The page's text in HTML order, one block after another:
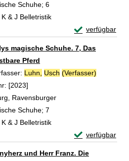
Schuhe; 6
K & J Belletristik
verfügbar
Exemplar-
magische Schuhe. 7, Das
Pferd
Luhn, Usch (Verfasser)
[2023]
Ravensburger
Schuhe; 7
K & J Belletristik
verfügbar
Exemplar-
und Herr Franz. Die